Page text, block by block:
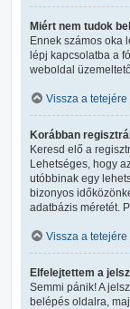
Miért nem tudok
Ennek számos oka
lépj kapcsolatba a
weboldal
Vissza a tetejére
Korábban
Keresd elő a
Lehetséges, hogy
utóbbinak egy
bizonyos
adatbázis méretét.
Vissza a tetejére
Elfelejtettem a
Semmi pánik! A
belépés oldalra,